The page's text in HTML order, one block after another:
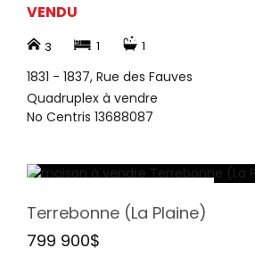
VENDU
3 1 1
1831 - 1837, Rue des Fauves
Quadruplex à vendre
No Centris 13688087
Terrebonne (La Plaine)
799 900$